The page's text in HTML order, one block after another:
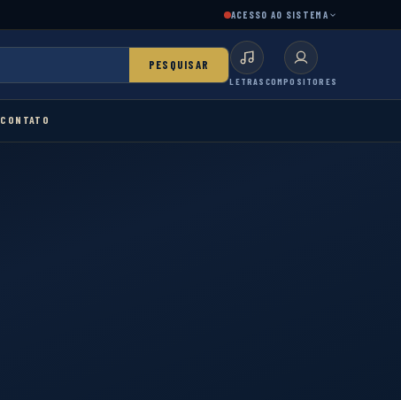
ACESSO AO SISTEMA
PESQUISAR
LETRAS COMPOSITORES
CONTATO